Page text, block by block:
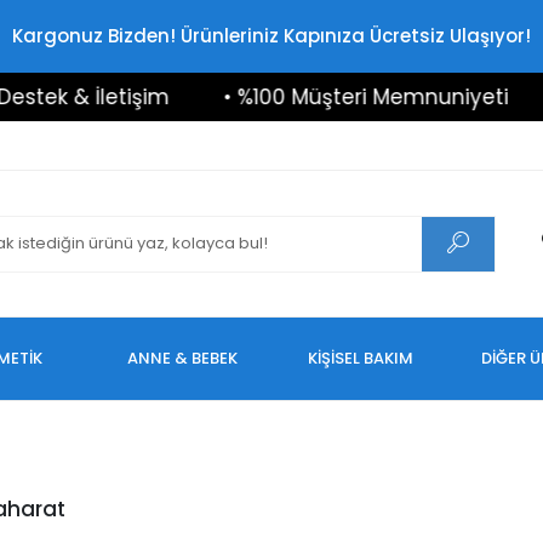
Kargonuz Bizden! Ürünleriniz Kapınıza Ücretsiz Ulaşıyor!
• %100 Müşteri Memnuniyeti • Büyük
ANNE & BEBEK KİŞİSEL BAKIM DİĞER